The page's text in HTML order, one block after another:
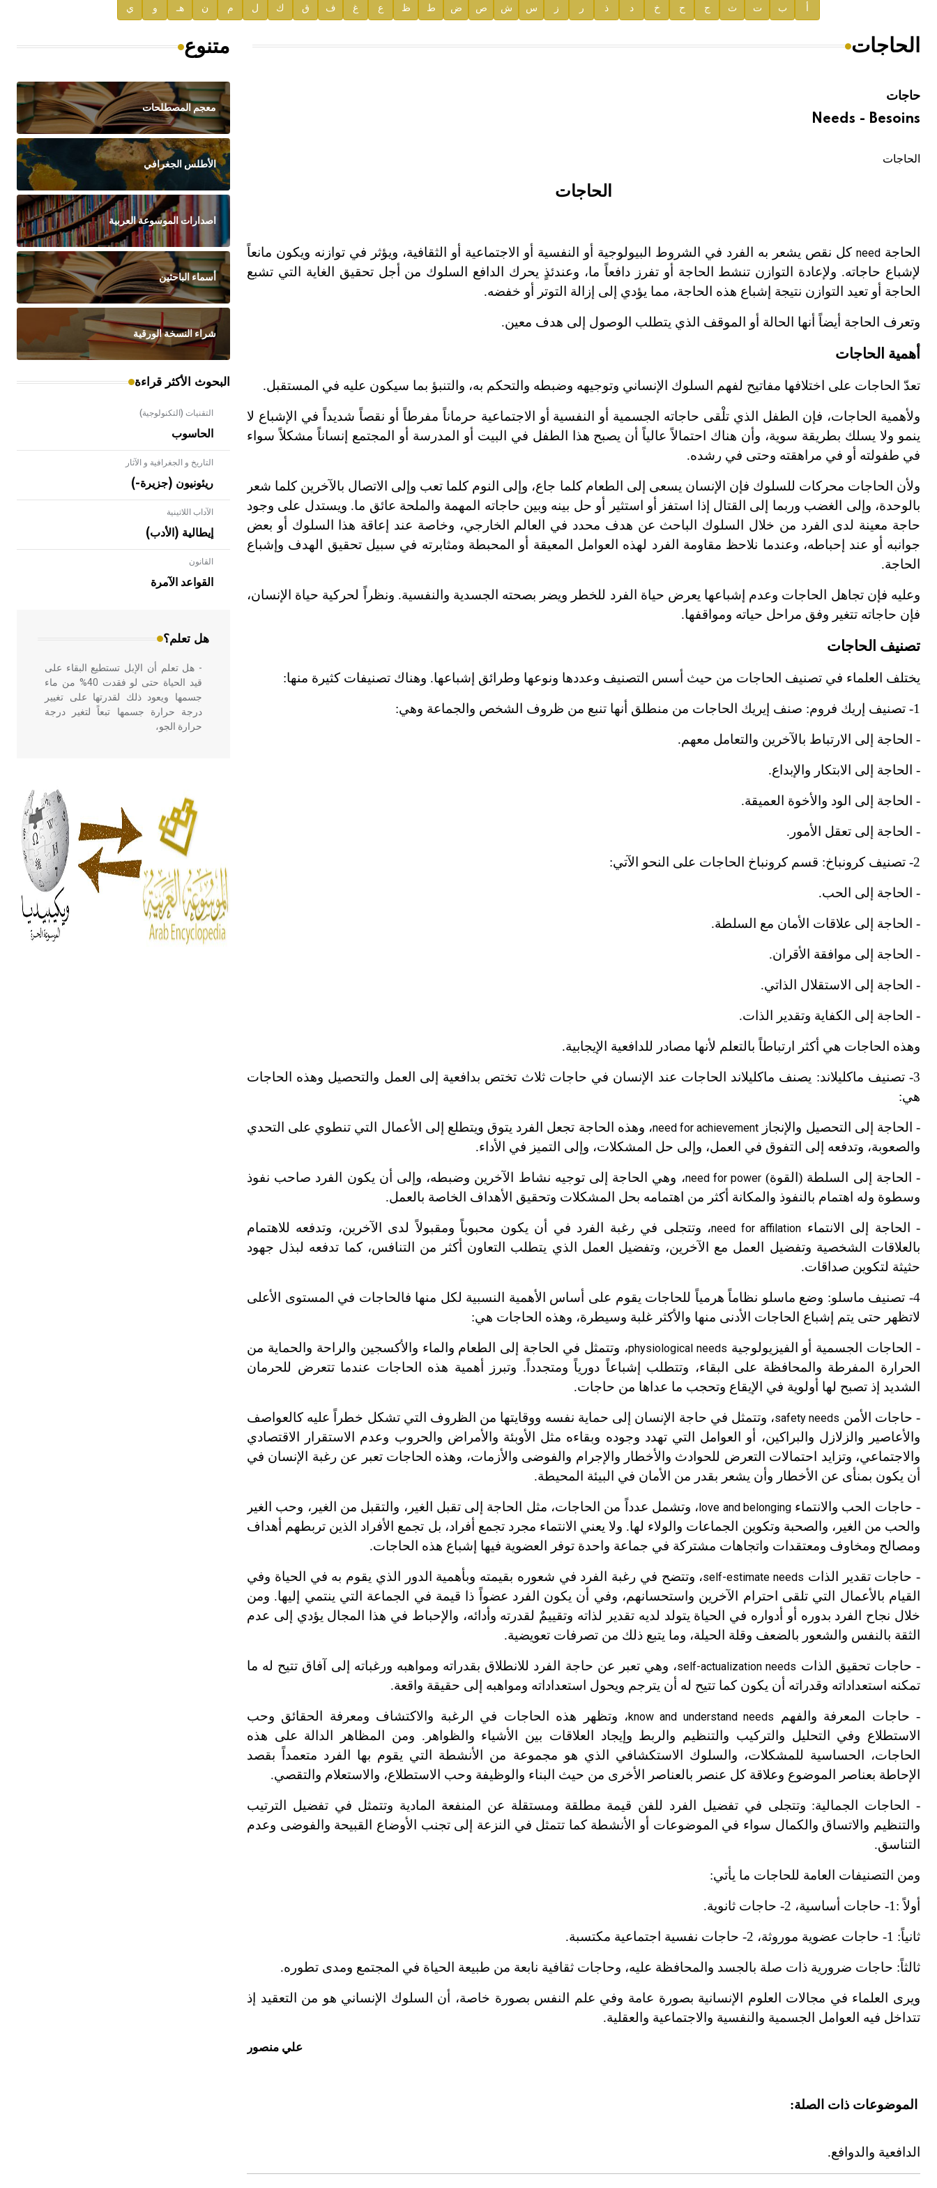
أ ب ت ث ج ح خ د ذ ر ز س ش ص ض ط ظ ع غ ف ق ك ل م ن هـ و ي
الحاجات
حاجات
Needs - Besoins
الحاجات
الحاجات
الحاجة need كل نقص يشعر به الفرد في الشروط البيولوجية أو النفسية أو الاجتماعية أو الثقافية، ويؤثر في توازنه ويكون مانعاً
لإشباع حاجاته. ولإعادة التوازن تنشط الحاجة أو تفرز دافعاً ما، وعندئذٍ يحرك الدافع السلوك من أجل تحقيق الغاية التي تشبع
الحاجة أو تعيد التوازن نتيجة إشباع هذه الحاجة، مما يؤدي إلى إزالة التوتر أو خفضه.
وتعرف الحاجة أيضاً أنها الحالة أو الموقف الذي يتطلب الوصول إلى هدف معين.
أهمية الحاجات
تعدّ الحاجات على اختلافها مفاتيح لفهم السلوك الإنساني وتوجيهه وضبطه والتحكم به، والتنبؤ بما سيكون عليه في المستقبل.
ولأهمية الحاجات، فإن الطفل الذي تلْقى حاجاته الجسمية أو النفسية أو الاجتماعية حرماناً مفرطاً أو نقصاً شديداً في الإشباع لا
ينمو ولا يسلك بطريقة سوية، وأن هناك احتمالاً عالياً أن يصبح هذا الطفل في البيت أو المدرسة أو المجتمع إنساناً مشكلاً سواء
في طفولته أو في مراهقته وحتى في رشده.
ولأن الحاجات محركات للسلوك فإن الإنسان يسعى إلى الطعام كلما جاع، وإلى النوم كلما تعب وإلى الاتصال بالآخرين كلما شعر
بالوحدة، وإلى الغضب وربما إلى القتال إذا استفز أو استثير أو حل بينه وبين حاجاته المهمة والملحة عائق ما. ويستدل على وجود
حاجة معينة لدى الفرد من خلال السلوك الباحث عن هدف محدد في العالم الخارجي، وخاصة عند إعاقة هذا السلوك أو بعض
جوانبه أو عند إحباطه، وعندما نلاحظ مقاومة الفرد لهذه العوامل المعيقة أو المحبطة ومثابرته في سبيل تحقيق الهدف وإشباع
الحاجة.
وعليه فإن تجاهل الحاجات وعدم إشباعها يعرض حياة الفرد للخطر ويضر بصحته الجسدية والنفسية. ونظراً لحركية حياة الإنسان،
فإن حاجاته تتغير وفق مراحل حياته ومواقفها.
تصنيف الحاجات
يختلف العلماء في تصنيف الحاجات من حيث أسس التصنيف وعددها ونوعها وطرائق إشباعها. وهناك تصنيفات كثيرة منها:
1
- تصنيف إريك فروم: صنف إيريك الحاجات من منطلق أنها تنبع من ظروف الشخص والجماعة وهي:
- الحاجة إلى الارتباط بالآخرين والتعامل معهم.
- الحاجة إلى الابتكار والإبداع.
- الحاجة إلى الود والأخوة العميقة.
- الحاجة إلى تعقل الأمور.
2
- تصنيف كرونباخ: قسم كرونباخ الحاجات على النحو الآتي:
- الحاجة إلى الحب.
- الحاجة إلى علاقات الأمان مع السلطة.
- الحاجة إلى موافقة الأقران.
- الحاجة إلى الاستقلال الذاتي.
- الحاجة إلى الكفاية وتقدير الذات.
وهذه الحاجات هي أكثر ارتباطاً بالتعلم لأنها مصادر للدافعية الإيجابية.
3
- تصنيف ماكليلاند: يصنف ماكليلاند الحاجات عند الإنسان في حاجات ثلاث تختص بدافعية إلى العمل والتحصيل وهذه الحاجات
هي:
-الحاجة إلى التحصيل والإنجاز need for achievement، وهذه الحاجة تجعل الفرد يتوق ويتطلع إلى الأعمال التي تنطوي على التحدي
والصعوبة، وتدفعه إلى التفوق في العمل، وإلى حل المشكلات، وإلى التميز في الأداء.
-الحاجة إلى السلطة (القوة) need for power، وهي الحاجة إلى توجيه نشاط الآخرين وضبطه، وإلى أن يكون الفرد صاحب نفوذ
وسطوة وله اهتمام بالنفوذ والمكانة أكثر من اهتمامه بحل المشكلات وتحقيق الأهداف الخاصة بالعمل.
-الحاجة إلى الانتماء need for affilation، وتتجلى في رغبة الفرد في أن يكون محبوباً ومقبولاً لدى الآخرين، وتدفعه للاهتمام
بالعلاقات الشخصية وتفضيل العمل مع الآخرين، وتفضيل العمل الذي يتطلب التعاون أكثر من التنافس، كما تدفعه لبذل جهود
حثيثة لتكوين صداقات.
4
- تصنيف ماسلو: وضع ماسلو نظاماً هرمياً للحاجات يقوم على أساس الأهمية النسبية لكل منها فالحاجات في المستوى الأعلى
لاتظهر حتى يتم إشباع الحاجات الأدنى منها والأكثر غلبة وسيطرة، وهذه الحاجات هي:
- الحاجات الجسمية أو الفيزيولوجية physiological needs، وتتمثل في الحاجة إلى الطعام والماء والأكسجين والراحة والحماية من
الحرارة المفرطة والمحافظة على البقاء، وتتطلب إشباعاً دورياً ومتجدداً. وتبرز أهمية هذه الحاجات عندما تتعرض للحرمان
الشديد إذ تصبح لها أولوية في الإيقاع وتحجب ما عداها من حاجات.
-حاجات الأمن safety needs، وتتمثل في حاجة الإنسان إلى حماية نفسه ووقايتها من الظروف التي تشكل خطراً عليه كالعواصف
والأعاصير والزلازل والبراكين، أو العوامل التي تهدد وجوده وبقاءه مثل الأوبئة والأمراض والحروب وعدم الاستقرار الاقتصادي
والاجتماعي، وتزايد احتمالات التعرض للحوادث والأخطار والإجرام والفوضى والأزمات، وهذه الحاجات تعبر عن رغبة الإنسان في
أن يكون بمنأى عن الأخطار وأن يشعر بقدر من الأمان في البيئة المحيطة.
-حاجات الحب والانتماءlove and belonging، وتشمل عدداً من الحاجات، مثل الحاجة إلى تقبل الغير، والتقبل من الغير، وحب الغير
والحب من الغير، والصحبة وتكوين الجماعات والولاء لها. ولا يعني الانتماء مجرد تجمع أفراد، بل تجمع الأفراد الذين تربطهم أهداف
ومصالح ومخاوف ومعتقدات واتجاهات مشتركة في جماعة واحدة توفر العضوية فيها إشباع هذه الحاجات.
- حاجات تقدير الذات self-estimate needs، وتتضح في رغبة الفرد في شعوره بقيمته وبأهمية الدور الذي يقوم به في الحياة وفي
القيام بالأعمال التي تلقى احترام الآخرين واستحسانهم، وفي أن يكون الفرد عضواً ذا قيمة في الجماعة التي ينتمي إليها. ومن
خلال نجاح الفرد بدوره أو أدواره في الحياة يتولد لديه تقدير لذاته وتقييمٌ لقدرته وأدائه، والإحباط في هذا المجال يؤدي إلى عدم
الثقة بالنفس والشعور بالضعف وقلة الحيلة، وما يتبع ذلك من تصرفات تعويضية.
-حاجات تحقيق الذات self-actualization needs، وهي تعبر عن حاجة الفرد للانطلاق بقدراته ومواهبه ورغباته إلى آفاق تتيح له ما
تمكنه استعداداته وقدراته أن يكون كما تتيح له أن يترجم ويحول استعداداته ومواهبه إلى حقيقة واقعة.
- حاجات المعرفة والفهم know and understand needs، وتظهر هذه الحاجات في الرغبة والاكتشاف ومعرفة الحقائق وحب
الاستطلاع وفي التحليل والتركيب والتنظيم والربط وإيجاد العلاقات بين الأشياء والظواهر. ومن المظاهر الدالة على هذه
الحاجات، الحساسية للمشكلات، والسلوك الاستكشافي الذي هو مجموعة من الأنشطة التي يقوم بها الفرد متعمداً بقصد
الإحاطة بعناصر الموضوع وعلاقة كل عنصر بالعناصر الأخرى من حيث البناء والوظيفة وحب الاستطلاع، والاستعلام والتقصي.
- الحاجات الجمالية: وتتجلى في تفضيل الفرد للفن قيمة مطلقة ومستقلة عن المنفعة المادية وتتمثل في تفضيل الترتيب
والتنظيم والاتساق والكمال سواء في الموضوعات أو الأنشطة كما تتمثل في النزعة إلى تجنب الأوضاع القبيحة والفوضى وعدم
التناسق.
ومن التصنيفات العامة للحاجات ما يأتي:
أولاً :1 - حاجات أساسية، 2 - حاجات ثانوية.
ثانياً: 1 - حاجات عضوية موروثة، 2 - حاجات نفسية اجتماعية مكتسبة.
ثالثاً: حاجات ضرورية ذات صلة بالجسد والمحافظة عليه، وحاجات ثقافية نابعة من طبيعة الحياة في المجتمع ومدى تطوره.
ويرى العلماء في مجالات العلوم الإنسانية بصورة عامة وفي علم النفس بصورة خاصة، أن السلوك الإنساني هو من التعقيد إذ
تتداخل فيه العوامل الجسمية والنفسية والاجتماعية والعقلية.
علي منصور
الموضوعات ذات الصلة:
الدافعية والدوافع.
متنوع
معجم المصطلحات
الأطلس الجغرافي
اصدارات الموسوعة العربية
أسماء الباحثين
شراء النسخة الورقية
البحوث الأكثر قراءة
التقنيات (التكنولوجية)
الحاسوب
التاريخ و الجغرافية و الآثار
ريئونيون (جزيرة-)
الآداب اللاتينية
إيطالية (الأدب)
القانون
القواعد الآمرة
هل تعلم؟
- هل تعلم أن الأبلق نوع من الفنون
الهندسية التي ارتبطت بالعمارة الإسلامية
في بلاد الشام ومصر خاصة، حيث يحرص
- هل تعلم أن الإبل تستطيع البقاء على
قيد الحياة حتى لو فقدت 40% من ماء
جسمها ويعود ذلك لقدرتها على تغيير
درجة حرارة جسمها تبعاً لتغير درجة
حرارة الجو،
أربعة مؤلفات هي: الحكم، الأدلة، تنظيم
التغذية، ورسالته في جروح الرأس.
ويعود له الفضل بأنه حرر الطب من
الدين والفلسفة.
- هل تعلم أن المرجان إفراز حيواني
يتكون في البحر ويتركب من مادة
كربونات الكلسيوم، وهو أحمر أو شديد
الحمرة وهو أجود أنواعه، ويمتاز بكبر
الحجم ويسمى الش